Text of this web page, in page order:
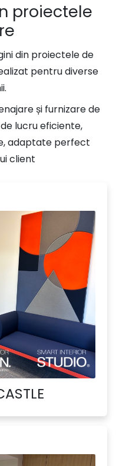
proiectele
din proiectele de
pentru diverse
și furnizare de
lucru eficiente,
adaptate perfect
client